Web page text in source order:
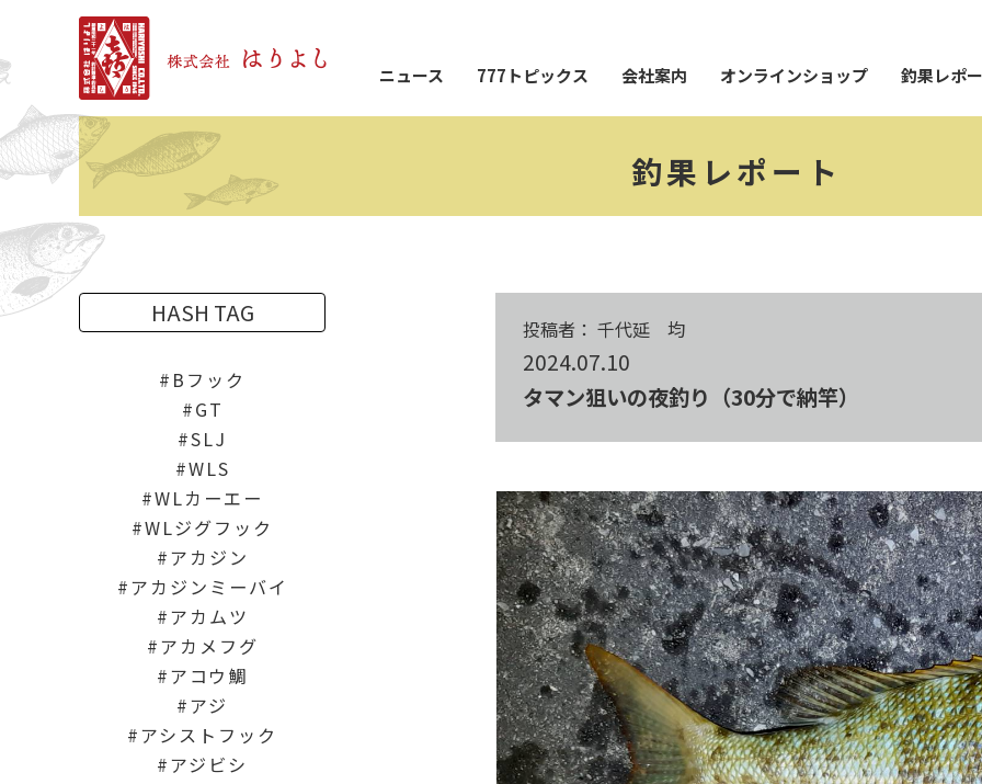
ニュース 777トピックス 会社案内 オンラインショップ 釣果レポ
釣果レポート
投稿者： 千代延 均
2024.07.10
タマン狙いの夜釣り（30分で納竿）
HASH TAG
Bフック
GT
SLJ
WLS
WLカーエー
WLジグフック
アカジン
アカジンミーバイ
アカムツ
アカメフグ
アコウ鯛
アジ
アシストフック
アジビシ